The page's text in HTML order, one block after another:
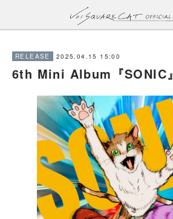
RELEASE 2025.04.15 15:00
6th Mini Album『SONIC』